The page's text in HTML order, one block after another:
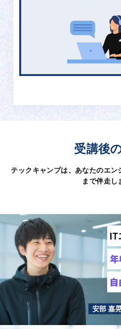
受講後
テックキャンプは、あなたのエ
まで伴走し
安部 嘉